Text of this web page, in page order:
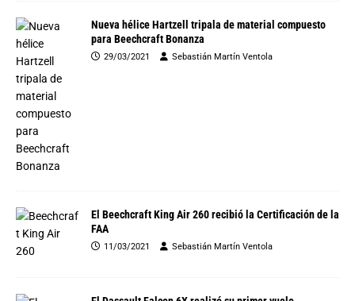
Nueva hélice Hartzell tripala de material compuesto
para Beechcraft Bonanza
29/03/2021 Sebastián Martín Ventola
El Beechcraft King Air 260 recibió la Certificación de la
FAA
11/03/2021 Sebastián Martín Ventola